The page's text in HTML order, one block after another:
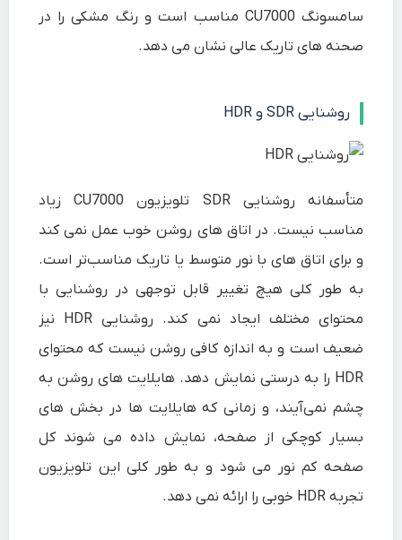
سامسونگ CU7000 مناسب است و رنگ مشکی را در
صحنه های تاریک عالی نشان می دهد.
روشنایی SDR و HDR
متأسفانه روشنایی SDR تلویزیون CU7000 زیاد
مناسب نیست. در اتاق های روشن خوب عمل نمی کند
و برای اتاق های با نور متوسط یا تاریک مناسب‌تر است.
به طور کلی هیچ تغییر قابل توجهی در روشنایی با
محتوای مختلف ایجاد نمی کند. روشنایی HDR نیز
ضعیف است و به اندازه کافی روشن نیست که محتوای
HDR را به درستی نمایش دهد. هایلایت های روشن به
چشم نمی‌آیند، و زمانی که هایلایت ها در بخش های
بسیار کوچکی از صفحه، نمایش داده می شوند کل
صفحه کم نور می شود و به طور کلی این تلویزیون
تجربه HDR خوبی را ارائه نمی دهد.